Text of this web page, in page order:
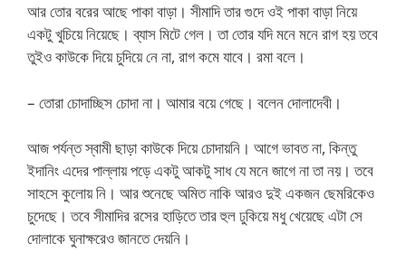
আর তোর বরের আছে পাকা বাড়া। সীমাদি তার গুদে ওই পাকা বাড়া নিয়ে
একটু খুচিয়ে নিয়েছে। ব্যাস মিটে গেল। তা তোর যদি মনে মনে রাগ হয় তবে
তুইও কাউকে দিয়ে চুদিয়ে নে না, রাগ কমে যাবে। রমা বলে।
– তোরা চোদাচ্ছিস চোদা না। আমার বয়ে গেছে। বলেন দোলাদেবী।
আজ পর্যন্ত স্বামী ছাড়া কাউকে দিয়ে চোদায়নি। আগে ভাবত না, কিন্তু
ইদানিং এদের পাল্লায় পড়ে একটু আকটু সাধ যে মনে জাগে না তা নয়। তবে
সাহসে কুলোয় নি। আর শুনেছে অমিত নাকি আরও দুই একজন ছেমরিকেও
চুদেছে। তবে সীমাদির রসের হাড়িতে তার হুল ঢুকিয়ে মধু খেয়েছে এটা সে
দোলাকে ঘুনাক্ষরেও জানতে দেয়নি।